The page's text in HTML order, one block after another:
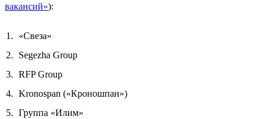
вакансий»):
«Свеза»
Segezha Group
RFP Group
Kronospan («Кроношпан»)
Группа «Илим»